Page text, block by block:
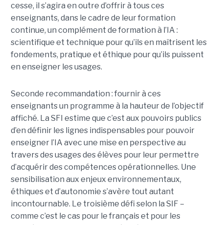
cesse, il s’agira en outre d’offrir à tous ces
enseignants, dans le cadre de leur formation
continue, un complément de formation à l’IA :
scientifique et technique pour qu’ils en maîtrisent les
fondements, pratique et éthique pour qu’ils puissent
en enseigner les usages.
Seconde recommandation : fournir à ces
enseignants un programme à la hauteur de l’objectif
affiché. La SFI estime que c’est aux pouvoirs publics
d’en définir les lignes indispensables pour pouvoir
enseigner l’IA avec une mise en perspective au
travers des usages des élèves pour leur permettre
d’acquérir des compétences opérationnelles. Une
sensibilisation aux enjeux environnementaux,
éthiques et d’autonomie s’avère tout autant
incontournable. Le troisième défi selon la SIF –
comme c’est le cas pour le français et pour les